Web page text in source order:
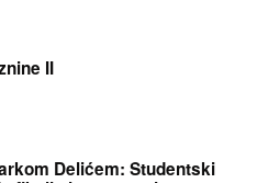
II
Delićem: Studentski